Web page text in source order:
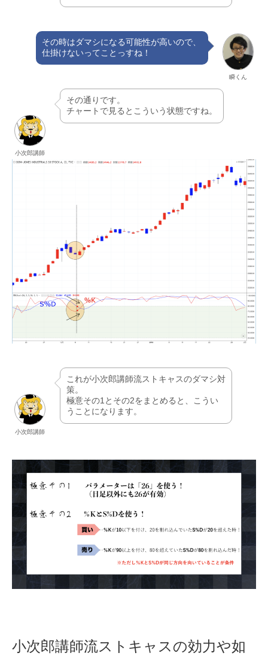
瞬くん
その時はダマシになる可能性が高いので、
仕掛けないってことっすね！
小次郎講師
その通りです。
チャートで見るとこういう状態ですね。
小次郎講師
これが小次郎講師流ストキャスのダマシ対
策。
極意その1とその2をまとめると、こうい
うことになります。
小次郎講師流ストキャスの効力や如